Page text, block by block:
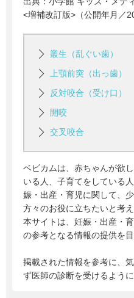
<増補改訂版>（公開年月／
叢生（乱ぐい歯）
上顎前突（出っ歯）
反対咬合（受け口）
開咬
交叉咬合
ベビカムは、赤ちゃんが欲
いる人、子育てをしている
娠・出産・育児に関して、
方々のお役に立ちたいと考え
本サイトは、妊娠・出産・
の参考となる情報の提供を目
掲載された情報を参考に、
ず医師の診断を受けるように